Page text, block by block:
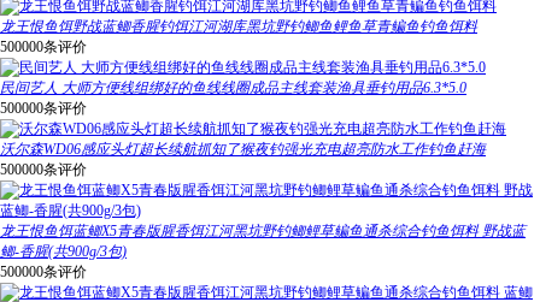
龙王恨鱼饵野战蓝鲫香腥钓饵江河湖库黑坑野钓鲫鱼鲤鱼草青鳊鱼钓鱼饵料
500000条评价
民间艺人 大师方便线组绑好的鱼线线圈成品主线套装渔具垂钓用品6.3*5.0
500000条评价
沃尔森WD06感应头灯超长续航抓知了猴夜钓强光充电超亮防水工作钓鱼赶海
500000条评价
龙王恨鱼饵蓝鲫X5青春版腥香饵江河黑坑野钓鲫鲤草鳊鱼通杀综合钓鱼饵料 野战蓝
鲫-香腥(共900g/3包)
500000条评价